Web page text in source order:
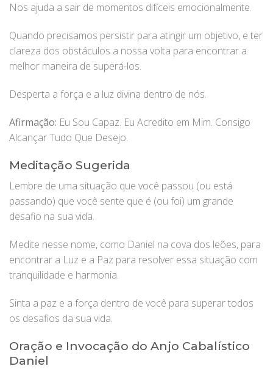
Nos ajuda a sair de momentos difíceis emocionalmente.
Quando precisamos persistir para atingir um objetivo, e ter
clareza dos obstáculos a nossa volta para encontrar a
melhor maneira de superá-los.
Desperta a força e a luz divina dentro de nós.
Afirmação: Eu Sou Capaz. Eu Acredito em Mim. Consigo
Alcançar Tudo Que Desejo.
Meditação Sugerida
Lembre de uma situação que você passou (ou está
passando) que você sente que é (ou foi) um grande
desafio na sua vida.
Medite nesse nome, como Daniel na cova dos leões, para
encontrar a Luz e a Paz para resolver essa situação com
tranquilidade e harmonia.
Sinta a paz e a força dentro de você para superar todos
os desafios da sua vida.
Oração e Invocação do Anjo Cabalístico
Daniel